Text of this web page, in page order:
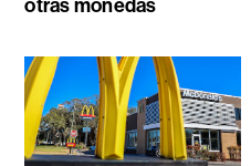
otras monedas